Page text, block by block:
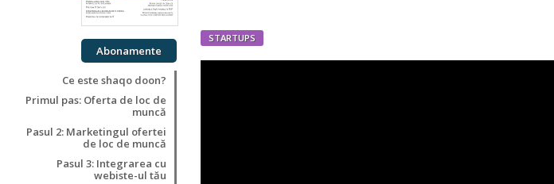
Abonamente
Ce este shaqo doon?
Primul pas: Oferta de loc de
muncă
Pasul 2: Marketingul ofertei
de loc de muncă
Pasul 3: Integrarea cu
webiste-ul tău
STARTUPS